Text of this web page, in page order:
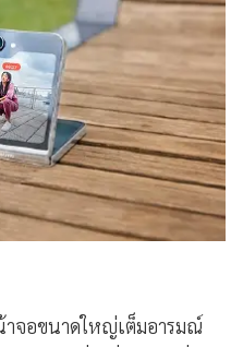
จอขนาดใหญ่เต็มอารมณ์